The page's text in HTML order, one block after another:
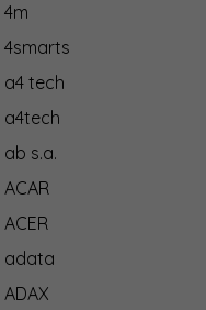
4m
4smarts
a4 tech
a4tech
ab s.a.
ACAR
ACER
adata
ADAX